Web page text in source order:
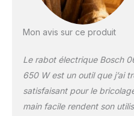
Mon avis sur ce produit
Le rabot électrique Bosch
650 W est un outil que j’ai
satisfaisant pour le
main facile rendent son